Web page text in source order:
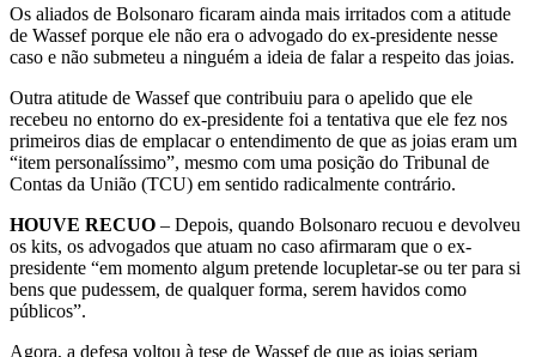
Os aliados de Bolsonaro ficaram ainda mais irritados com a atitude
de Wassef porque ele não era o advogado do ex-presidente nesse
caso e não submeteu a ninguém a ideia de falar a respeito das joias.
Outra atitude de Wassef que contribuiu para o apelido que ele
recebeu no entorno do ex-presidente foi a tentativa que ele fez nos
primeiros dias de emplacar o entendimento de que as joias eram um
“item personalíssimo”, mesmo com uma posição do Tribunal de
Contas da União (TCU) em sentido radicalmente contrário.
HOUVE RECUO – Depois, quando Bolsonaro recuou e devolveu
os kits, os advogados que atuam no caso afirmaram que o ex-
presidente “em momento algum pretende locupletar-se ou ter para si
bens que pudessem, de qualquer forma, serem havidos como
públicos”.
Agora, a defesa voltou à tese de Wassef de que as joias seriam